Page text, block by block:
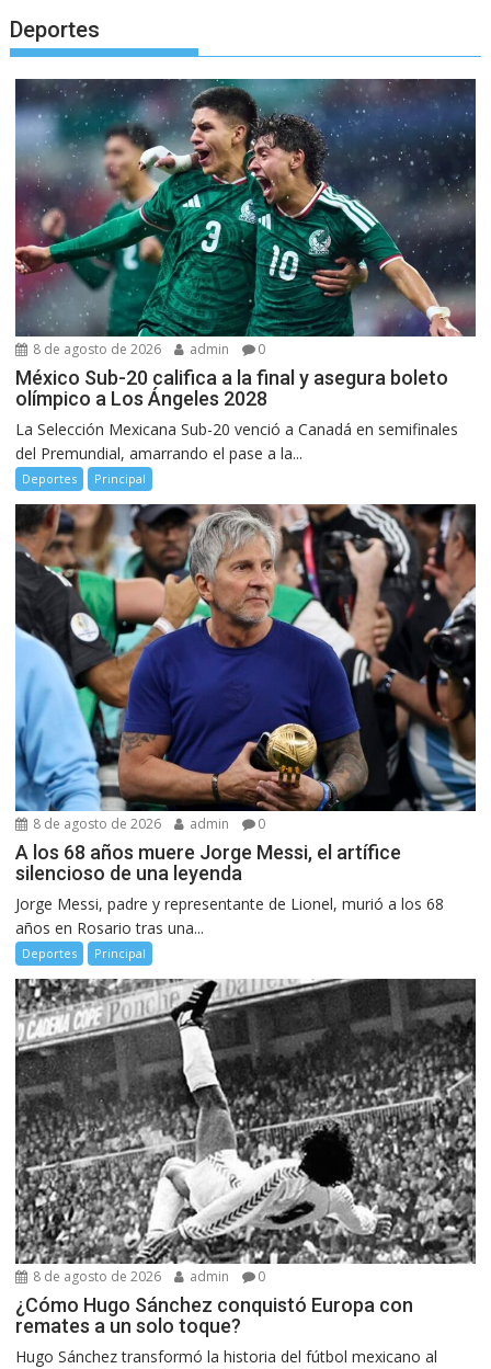
Deportes
8 de agosto de 2026 admin 0
México Sub-20 califica a la final y asegura boleto
olímpico a Los Ángeles 2028
La Selección Mexicana Sub-20 venció a Canadá en semifinales
del Premundial, amarrando el pase a la...
Deportes Principal
8 de agosto de 2026 admin 0
A los 68 años muere Jorge Messi, el artífice
silencioso de una leyenda
Jorge Messi, padre y representante de Lionel, murió a los 68
años en Rosario tras una...
Deportes Principal
8 de agosto de 2026 admin 0
¿Cómo Hugo Sánchez conquistó Europa con
remates a un solo toque?
Hugo Sánchez transformó la historia del fútbol mexicano al